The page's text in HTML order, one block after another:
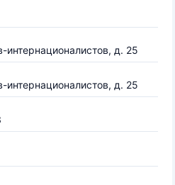
д. 25
д. 25